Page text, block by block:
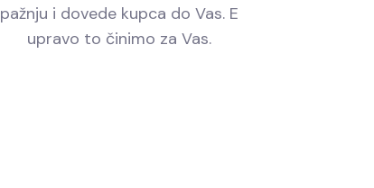
pažnju i dovede kupca do Vas. E
upravo to činimo za Vas.